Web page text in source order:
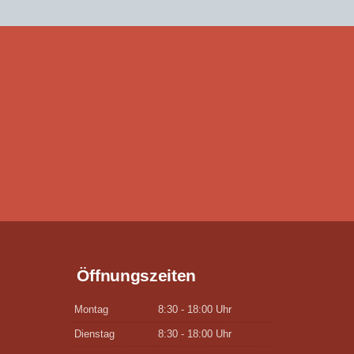
Öffnungszeiten
Montag 8:30 - 18:00 Uhr
Dienstag 8:30 - 18:00 Uhr